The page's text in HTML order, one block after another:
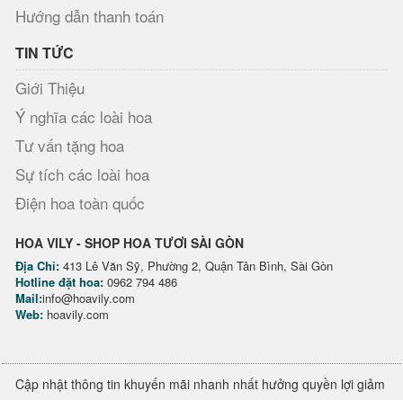
Hướng dẫn thanh toán
TIN TỨC
Giới Thiệu
Ý nghĩa các loài hoa
Tư vấn tặng hoa
Sự tích các loài hoa
Điện hoa toàn quốc
HOA VILY - SHOP HOA TƯƠI SÀI GÒN
Địa Chỉ: 413 Lê Văn Sỹ, Phường 2, Quận Tân Bình, Sài Gòn
Hotline đặt hoa: 0962 794 486
Mail:info@hoavily.com
Web: hoavily.com
Cập nhật thông tin khuyến mãi nhanh nhất hưởng quyền lợi giảm